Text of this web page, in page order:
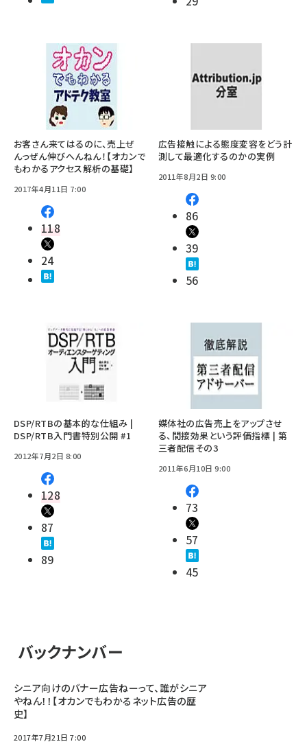
お客さん来てはるのに、売上ぜ
んっぜん伸びへんねん！【オカンで
もわかるアクセス解析の基礎】
2017年4月11日 7:00
118
24
広告接触による態度変容をどう計
測して最適化するのかの実例
2011年8月2日 9:00
86
39
56
DSP/RTBの基本的な仕組み |
DSP/RTB入門書特別公開 #1
2012年7月2日 8:00
128
87
89
媒体社の広告売上をアップさせ
る、間接効果という評価指標 | 第
三者配信その3
2011年6月10日 9:00
73
57
45
バックナンバー
シニア向けのバナー広告ねーって、誰がシニア
やねん！！【オカンでもわかるネット広告の歴
史】
2017年7月21日 7:00